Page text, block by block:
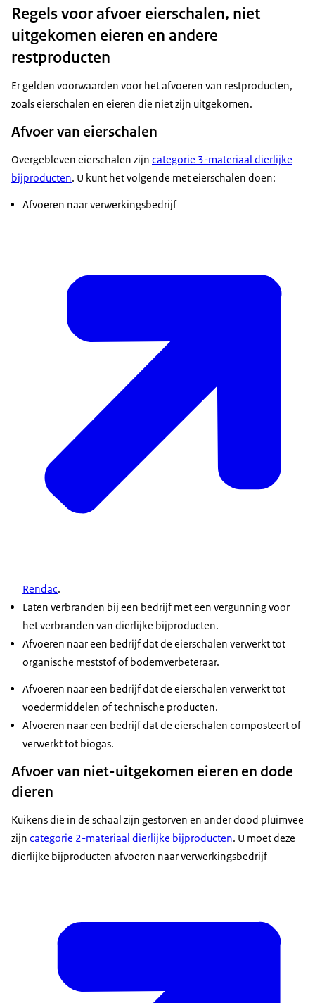
Regels voor afvoer eierschalen, niet
uitgekomen eieren en andere
restproducten
Er gelden voorwaarden voor het afvoeren van restproducten,
zoals eierschalen en eieren die niet zijn uitgekomen.
Afvoer van eierschalen
Overgebleven eierschalen zijn categorie 3-materiaal dierlijke
bijproducten. U kunt het volgende met eierschalen doen:
Afvoeren naar verwerkingsbedrijf
Rendac.
Laten verbranden bij een bedrijf met een vergunning voor
het verbranden van dierlijke bijproducten.
Afvoeren naar een bedrijf dat de eierschalen verwerkt tot
organische meststof of bodemverbeteraar.
Afvoeren naar een bedrijf dat de eierschalen verwerkt tot
voedermiddelen of technische producten.
Afvoeren naar een bedrijf dat de eierschalen composteert of
verwerkt tot biogas.
Afvoer van niet-uitgekomen eieren en dode
dieren
Kuikens die in de schaal zijn gestorven en ander dood pluimvee
zijn categorie 2-materiaal dierlijke bijproducten. U moet deze
dierlijke bijproducten afvoeren naar verwerkingsbedrijf